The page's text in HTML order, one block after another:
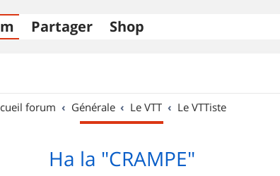
Partager Shop
forum Générale Le VTT Le VTTiste
Ha la "CRAMPE"